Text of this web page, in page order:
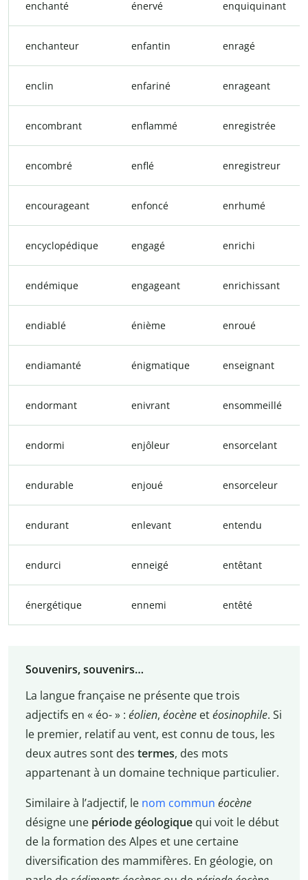
enchanté énervé enquiquinant
enchanteur enfantin enragé
enclin enfariné enrageant
encombrant enflammé enregistrée
encombré enflé enregistreur
encourageant enfoncé enrhumé
encyclopédique engagé enrichi
endémique engageant enrichissant
endiablé énième enroué
endiamanté énigmatique enseignant
endormant enivrant ensommeillé
endormi enjôleur ensorcelant
endurable enjoué ensorceleur
endurant enlevant entendu
endurci enneigé entêtant
énergétique ennemi entêté
Souvenirs, souvenirs…
La langue française ne présente que trois
adjectifs en « éo- » : éolien, éocèneetéosinophile. Si
le premier, relatif au vent, est connu de tous, les
deux autres sont des termes, des mots
appartenant à un domaine technique particulier.
Similaire à l’adjectif, le nom commun éocène
désigne une période géologiquequi voit le début
de la formation des Alpes et une certaine
diversification des mammifères. En géologie, on